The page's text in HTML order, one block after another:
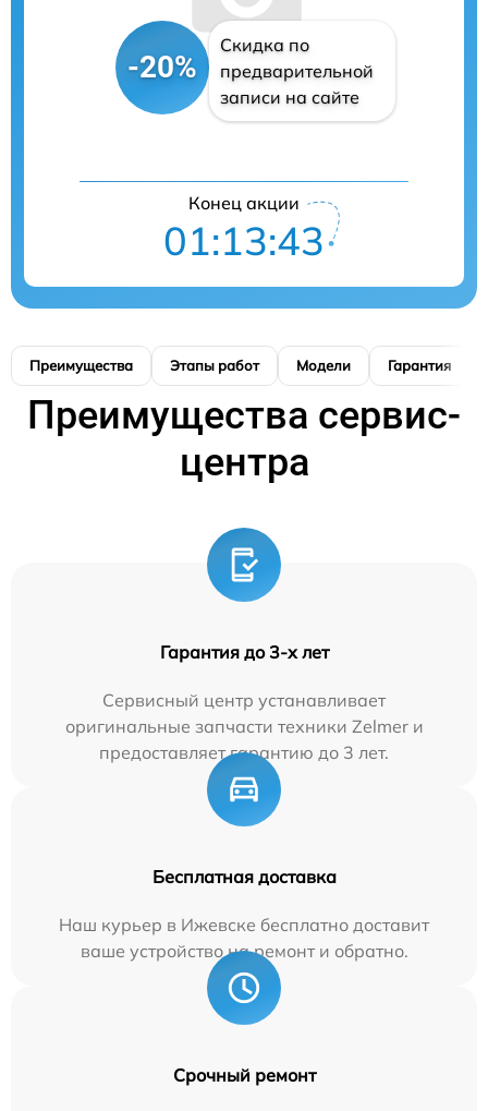
-20%
Скидка по
предварительной
записи на сайте
Конец акции
01:13:42
Преимущества Этапы работ Модели Гарантия
Преимущества сервис-
центра
Гарантия до 3-х лет
Сервисный центр устанавливает
оригинальные запчасти техники Zelmer и
предоставляет гарантию до 3 лет.
Бесплатная доставка
Наш курьер в Ижевске бесплатно доставит
ваше устройство на ремонт и обратно.
Срочный ремонт